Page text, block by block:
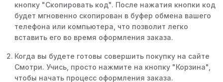
кнопку "Скопировать код". После нажатия кнопки код
будет мгновенно скопирован в буфер обмена вашего
телефона или компьютера, что позволит легко
вставить его во время оформления заказа.
Когда вы будете готовы совершить покупку на сайте
Смотри. Учись, просто нажмите на кнопку "Корзина",
чтобы начать процесс оформления заказа.